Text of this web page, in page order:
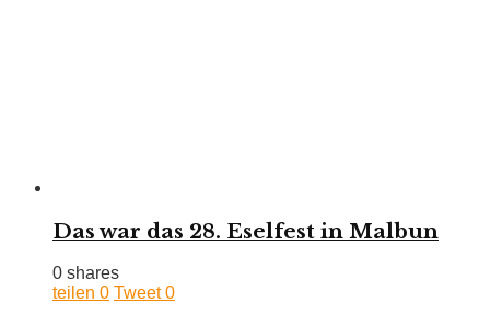
Das war das 28. Eselfest in Malbun
0 shares
teilen 0 Tweet 0